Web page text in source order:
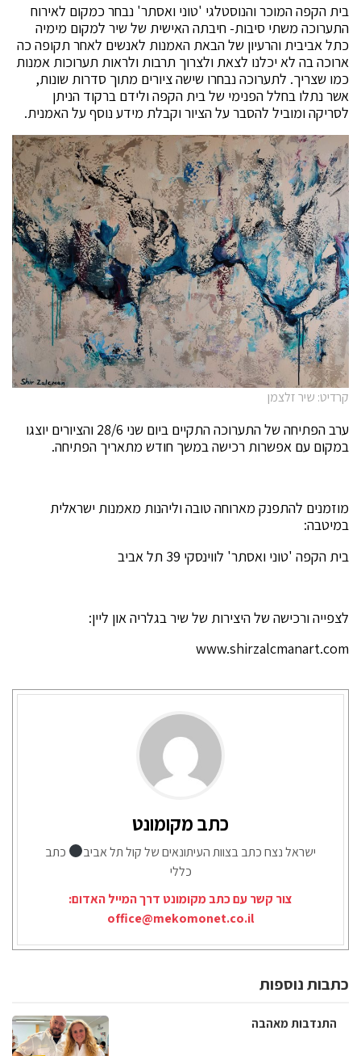
בית הקפה המוכר והנוסטלגי 'טוני ואסתר' נבחר כמקום לאירוח
התערוכה משתי סיבות- חיבתה האישית של שיר למקום מימיה
כתל אביבית והרעיון של הבאת האמנות לאנשים לאחר תקופה כה
ארוכה בה לא יכלנו לצאת ולצרוך תרבות ולראות תערוכות אמנות
כמו שצריך. לתערוכה נבחרו שישה ציורים מתוך סדרות שונות,
אשר נתלו בחלל הפנימי של בית הקפה ולידם ברקוד הניתן
לסריקה ומוביל להסבר על הציור וקבלת מידע נוסף על האמנית.
קרדיט: שיר זלצמן
ערב הפתיחה של התערוכה התקיים ביום שני 28/6 והציורים יוצגו
במקום עם אפשרות רכישה במשך חודש מתאריך הפתיחה.
מוזמנים להתפנק מארוחה טובה וליהנות מאמנות ישראלית
במיטבה:
בית הקפה 'טוני ואסתר' לווינסקי 39 תל אביב
לצפייה ורכישה של היצירות של שיר בגלריה און ליין:
www.shirzalcmanart.com
כתב מקומונט
ישראל נצח כתב בצוות העיתונאים של קול תל אביב
כתב
כללי
צור קשר עם כתב מקומונט דרך המייל האדום:
office@mekomonet.co.il
כתבות נוספות
התנדבות מאהבה